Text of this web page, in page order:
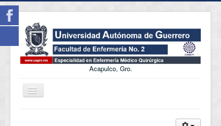
Acapulco, Gro.
Cambiar
navegación